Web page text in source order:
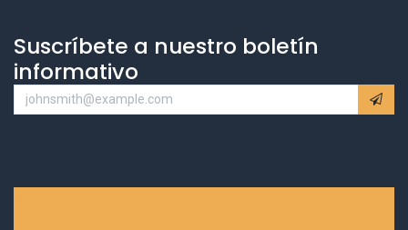
Suscríbete a nuestro boletín
informativo